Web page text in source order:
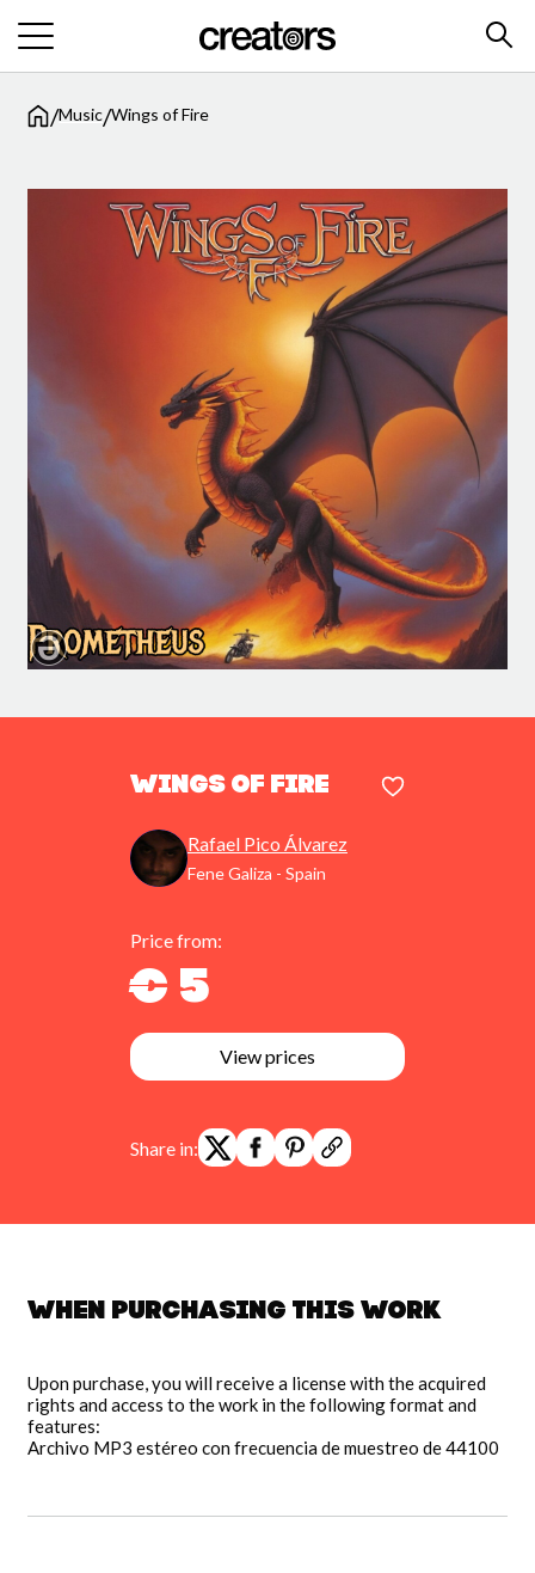
/Music/Wings of Fire
Wings of Fire
Rafael Pico Álvarez
Fene Galiza - Spain
Price from:
€ 5
View prices
Share in:
When purchasing this work
Upon purchase, you will receive a license with the acquired
rights and access to the work in the following format and
features:
Archivo MP3 estéreo con frecuencia de muestreo de 44100